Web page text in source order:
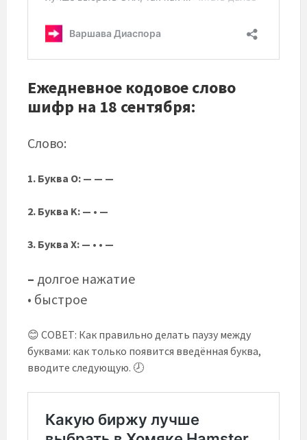
Ежедневное кодовое слово
шифр на 18 сентября:
Слово:
1. Буква O: — — —
2. Буква K: — • —
3. Буква X: — • • —
– долгое нажатие
• быстрое
😊 СОВЕТ: Как правильно делать паузу между
буквами: как только появится введённая буква,
вводите следующую. 🕗